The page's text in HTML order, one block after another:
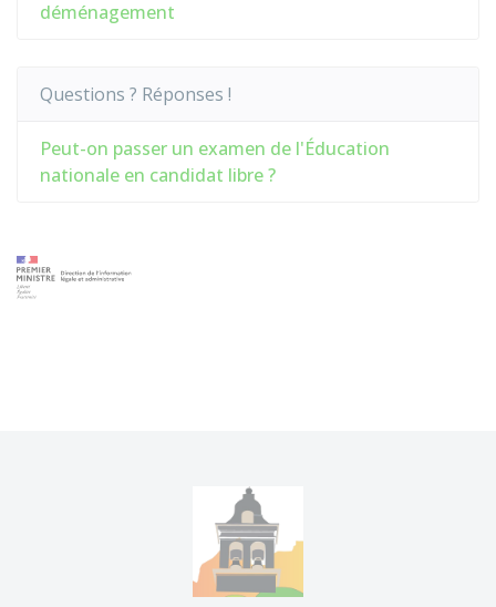
déménagement
Questions ? Réponses !
Peut-on passer un examen de l'Éducation
nationale en candidat libre ?